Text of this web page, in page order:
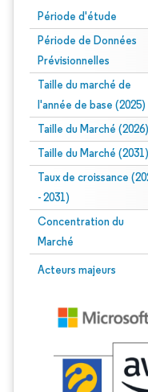
Période d'étude
Période de Données
Prévisionnelles
Taille du marché de
l'année de base (2025)
Taille du Marché (2026)
Taille du Marché (2031)
Taux de croissance
- 2031)
Concentration du
Marché
Acteurs majeurs
Image © Mordor